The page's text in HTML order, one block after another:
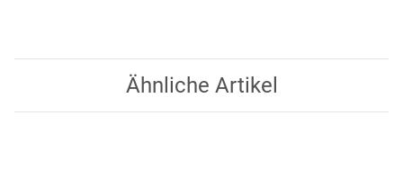
Ähnliche Artikel